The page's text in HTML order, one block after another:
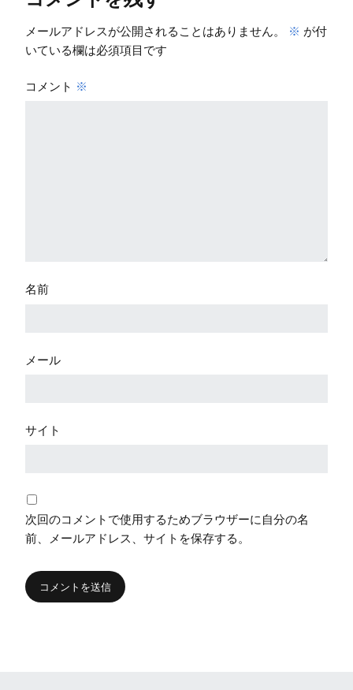
メールアドレスが公開されることはありません。 ※ が付
いている欄は必須項目です
コメント ※
名前
メール
サイト
次回のコメントで使用するためブラウザーに自分の名
前、メールアドレス、サイトを保存する。